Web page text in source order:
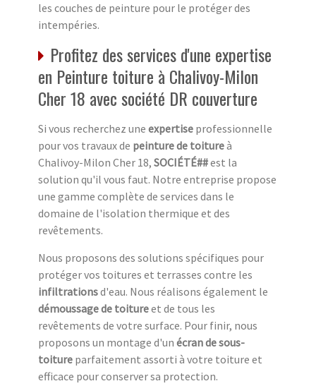
les couches de peinture pour le protéger des
intempéries.
Profitez des services d'une expertise
en Peinture toiture à Chalivoy-Milon
Cher 18 avec société DR couverture
Si vous recherchez une expertise professionnelle
pour vos travaux de peinture de toitureà
Chalivoy-Milon Cher 18, SOCIÉTÉ##est la
solution qu'il vous faut. Notre entreprise propose
une gamme complète de services dans le
domaine de l'isolation thermique et des
revêtements.
Nous proposons des solutions spécifiques pour
protéger vos toitures et terrasses contre les
infiltrationsd'eau. Nous réalisons également le
démoussage de toitureet de tous les
revêtements de votre surface. Pour finir, nous
proposons un montage d'un écran de sous-
toiture parfaitement assorti à votre toiture et
efficace pour conserver sa protection.